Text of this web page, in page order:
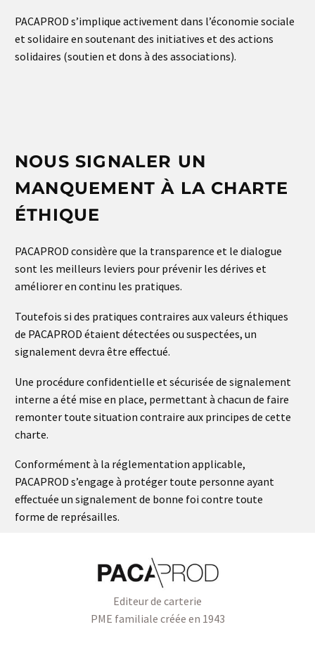
PACAPROD s’implique activement dans l’économie sociale
et solidaire en soutenant des initiatives et des actions
solidaires (soutien et dons à des associations).
NOUS SIGNALER UN
MANQUEMENT À LA CHARTE
ÉTHIQUE
PACAPROD considère que la transparence et le dialogue
sont les meilleurs leviers pour prévenir les dérives et
améliorer en continu les pratiques.
Toutefois si des pratiques contraires aux valeurs éthiques
de PACAPROD étaient détectées ou suspectées, un
signalement devra être effectué.
Une procédure confidentielle et sécurisée de signalement
interne a été mise en place, permettant à chacun de faire
remonter toute situation contraire aux principes de cette
charte.
Conformément à la réglementation applicable,
PACAPROD s’engage à protéger toute personne ayant
effectuée un signalement de bonne foi contre toute
forme de représailles.
Editeur de carterie
PME familiale créée en 1943